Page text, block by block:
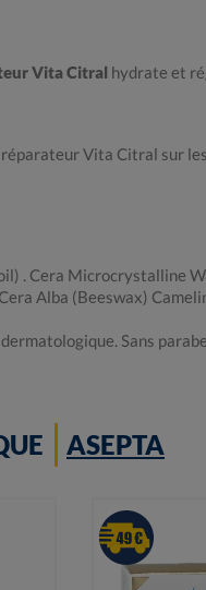
Vita Citral hydrate et
Vita Citral sur
. Cera Microcrystalline
Alba (Beeswax)
Sans
ASEPTA